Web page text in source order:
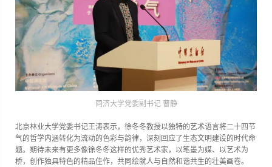
同济大学党委副书记 曹静
北京林业大学党委书记王涛表示，徐冬冬教授以独特的艺术语言将二十四节
气的哲学内涵转化为流动的色彩与韵律，深刻回应了生态文明建设的时代命
题。期待未来有更多像徐冬冬这样的优秀艺术家，以笔墨为媒、以艺术为
桥，创作独具特色的精品佳作，共同绘就人与自然和谐共生的壮美画卷。